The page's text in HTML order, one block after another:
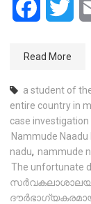
Facebook
Read More
a student of
entire country in
case investigation
Nammude Naadu
nadu, nammude
The unfortunate